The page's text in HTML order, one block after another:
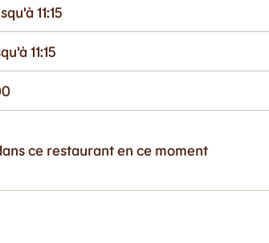
11:15
11:15
ce restaurant en ce moment